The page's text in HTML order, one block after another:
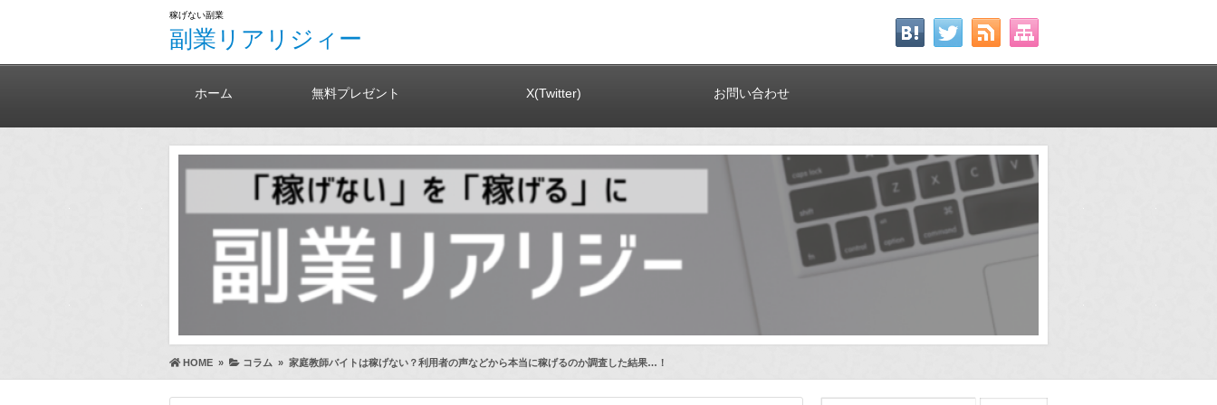
稼げない副業
副業リアリジィー
ホーム 無料プレゼント X(Twitter) お問い合わせ
HOME » コラム » 家庭教師バイトは稼げない？利用者の声などから本当に稼げるのか調査した結果…！